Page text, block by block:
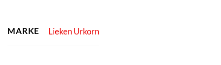
MARKE Lieken Urkorn